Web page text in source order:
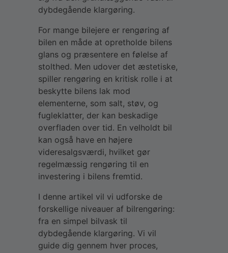
dybdegående klargøring.
For mange bilejere er rengøring af
bilen en måde at opretholde bilens
glans og præsentere en følelse af
stolthed. Men udover det æstetiske,
spiller rengøring en kritisk rolle i at
beskytte bilens lak mod
elementerne, som salt, støv, og
fugleklatter, der kan beskadige
overfladen over tid. En velholdt bil
kan også have en højere
videresalgsværdi, hvilket gør
regelmæssig rengøring til en
investering i bilens fremtid.
I denne artikel vil vi udforske de
forskellige niveauer af bilrengøring:
fra en simpel bilvask til
dybdegående klargøring. Vi vil
guide dig gennem hver proces,